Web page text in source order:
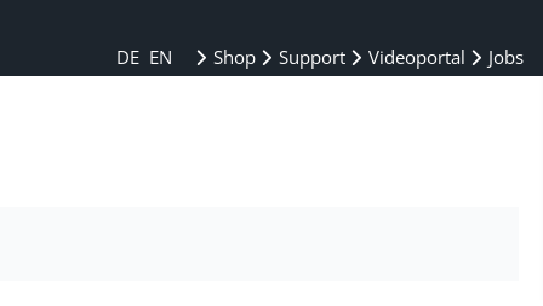
DE EN Shop Support Videoportal Jobs